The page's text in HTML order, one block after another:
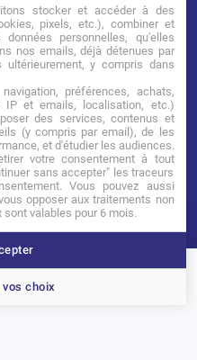
Privé
: Novembre 2025
stocker et accéder à des
pixels, etc.), combiner et
personnelles, qu'elles
nos emails, déjà détenues par
y compris dans
préférences, achats,
IP et emails, localisation, etc.)
des services, contenus et
(y compris par email), de les
et d'étudier les audiences.
votre consentement à tout
sans accepter" les traceurs
Vous pouvez aussi
opposer aux traitements non
valables pour 6 mois.
choix
1